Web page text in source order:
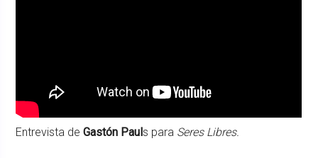
Entrevista deGastón Pauls para Seres Libres.